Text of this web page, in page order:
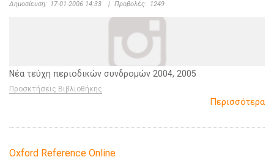
Δημοσίευση: 17-01-2006 14:33 | Προβολές: 1249
Νέα τεύχη περιοδικών συνδρομών 2004, 2005
Προσκτήσεις Βιβλιοθήκης
Περισσότερα
Oxford Reference Online